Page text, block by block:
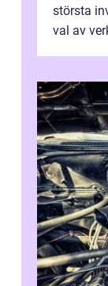
största
val av